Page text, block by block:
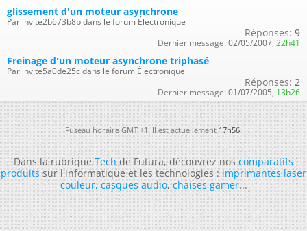
glissement d'un moteur asynchrone
Par invite2b673b8b dans le forum Électronique
Réponses: 9
Dernier message: 02/05/2007, 22h41
Freinage d'un moteur asynchrone triphasé
Par invite5a0de25c dans le forum Électronique
Réponses: 2
Dernier message: 01/07/2005, 13h26
Fuseau horaire GMT +1. Il est actuellement17h56.
Dans la rubriqueTechde Futura, découvrez noscomparatifs
produitssur l'informatique et les technologies :imprimantes laser
couleur,casques audio,chaises gamer...